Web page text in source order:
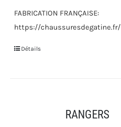
FABRICATION FRANÇAISE:
https://chaussuresdegatine.fr/
Détails
RANGERS